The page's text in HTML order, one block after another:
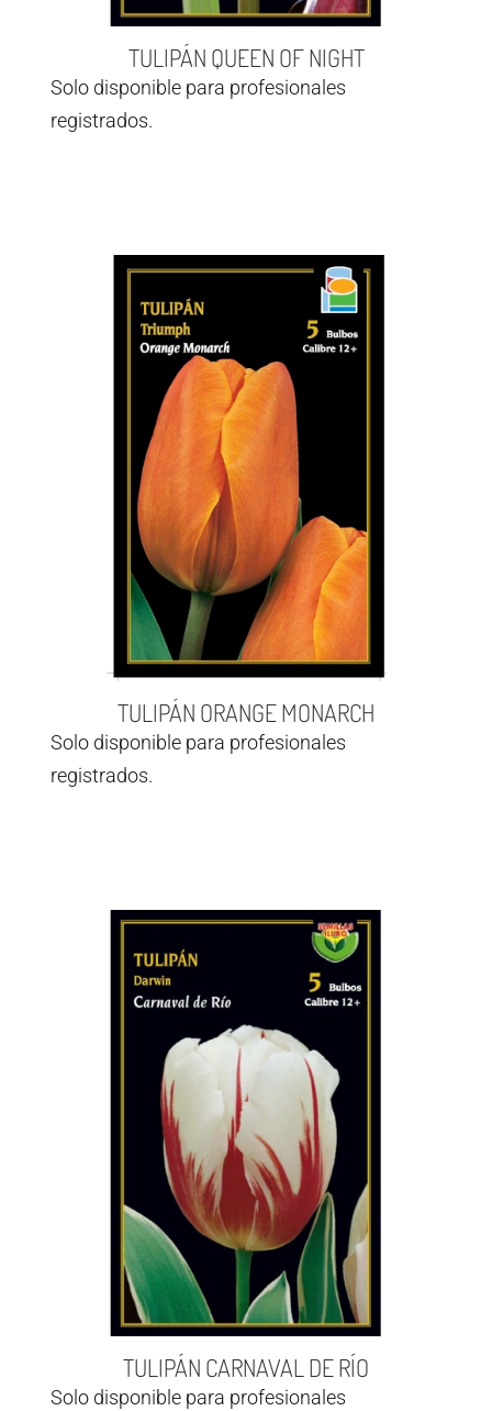
TULIPÁN QUEEN OF NIGHT
Solo disponible para profesionales
registrados.
TULIPÁN ORANGE MONARCH
Solo disponible para profesionales
registrados.
TULIPÁN CARNAVAL DE RÍO
Solo disponible para profesionales